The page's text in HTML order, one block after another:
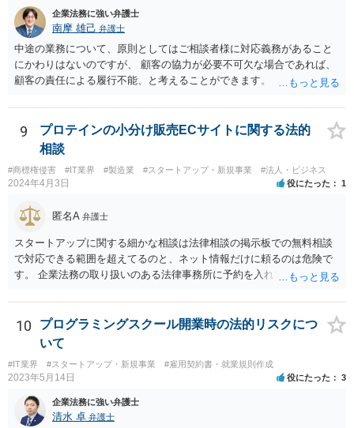
企業法務に強い弁護士
南摩 雄己 弁護士
中途の業務について、原則としてはご相談者様に対応義務があること
にかわりはないのですが、 顧客の協力が必要不可欠な場合であれば、
顧客の責任による履行不能、と考えることができます。 トラブルにな
などで 簡単にでもまとめておくこと、顧客とのやり取りのログを証拠
として保存しておくこともお勧めいたします。
9
プロテインの小分け販売ECサイトに関する法的
相談
#商標権侵害 #IT業界 #製造業 #スタートアップ・新規事業 #法人・ビジネス
2024年4月3日 役にたった 1
匿名A 弁護士
スタートアップに関する細かな相談は法律相談の掲示板での無料相談
で対応できる範囲を超えてるのと、ネット情報だけに頼るのは危険で
す。 企業法務の取り扱いのある法律事務所に予約を入れて、リーガル
す。
10
プログラミングスクール開業時の法的リスクにつ
いて
#IT業界 #スタートアップ・新規事業 #雇用契約書・就業規則作成
2023年5月14日 役にたった 3
企業法務に強い弁護士
清水 卓 弁護士